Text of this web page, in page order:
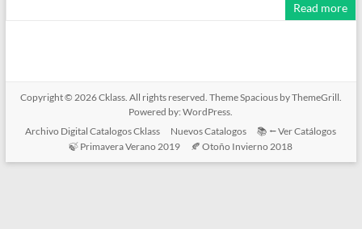
Read more
Copyright © 2026Cklass. All rights reserved. ThemeSpaciousby ThemeGrill.
Powered by:WordPress.
Archivo Digital Catalogos Cklass
Nuevos Catalogos
📚 ⭠ Ver Catálogos
🍃 Primavera Verano 2019
🍂 Otoño Invierno 2018